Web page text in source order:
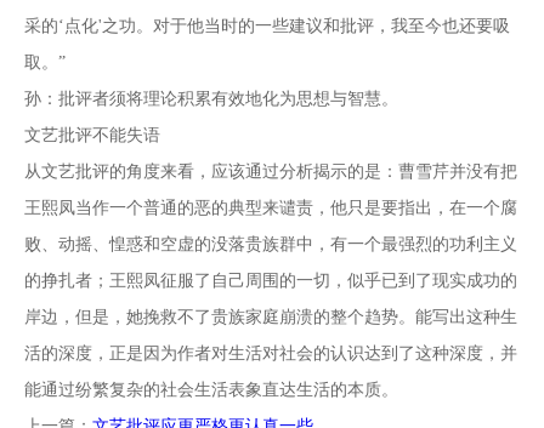
采的‘点化'之功。对于他当时的一些建议和批评，我至今也还要吸
取。”
孙：批评者须将理论积累有效地化为思想与智慧。
文艺批评不能失语
从文艺批评的角度来看，应该通过分析揭示的是：曹雪芹并没有把
王熙凤当作一个普通的恶的典型来谴责，他只是要指出，在一个腐
败、动摇、惶惑和空虚的没落贵族群中，有一个最强烈的功利主义
的挣扎者；王熙凤征服了自己周围的一切，似乎已到了现实成功的
岸边，但是，她挽救不了贵族家庭崩溃的整个趋势。能写出这种生
活的深度，正是因为作者对生活对社会的认识达到了这种深度，并
能通过纷繁复杂的社会生活表象直达生活的本质。